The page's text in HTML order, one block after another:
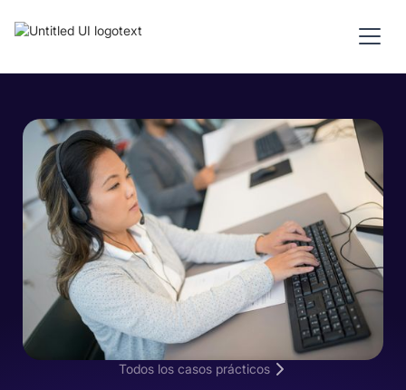
Todos los casos prácticos